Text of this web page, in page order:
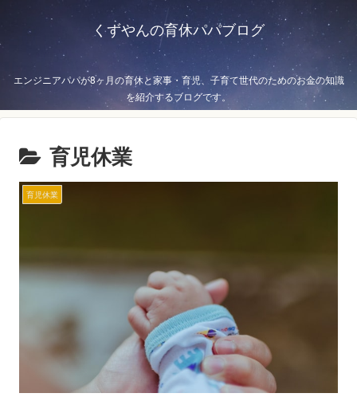
くずやんの育休パパブログ
エンジニアパパが8ヶ月の育休と家事・育児、子育て世代のためのお金の知識
を紹介するブログです。
育児休業
育児休業